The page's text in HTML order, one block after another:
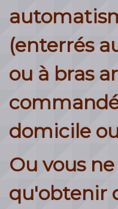
(enterrés
ou à bras
domicile
Ou vous
qu'obtenir